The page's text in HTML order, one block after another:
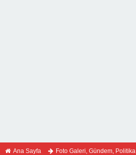
Ana Sayfa Foto Galeri, Gündem, Politika